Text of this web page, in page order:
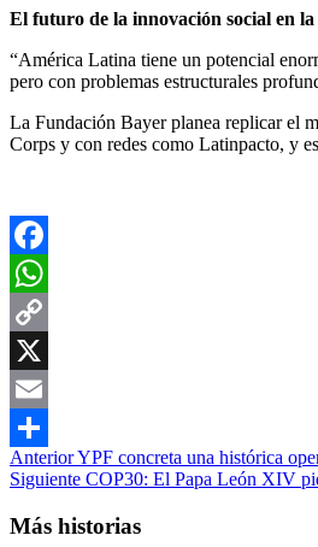
El futuro de la innovación social en la
“América Latina tiene un potencial
pero con problemas estructurales
La Fundación Bayer planea replicar el
Corps y con redes como Latinpacto, y
Facebook
WhatsApp
Copy
Link
X
Email
Compartir
Navegación
de
entradas
AnteriorYPF concreta una histórica
Siguiente COP30: El Papa León XIV
Más historias